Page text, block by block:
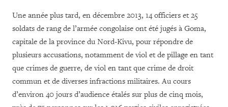
Une année plus tard, en décembre 2013, 14 officiers et 25
soldats de rang de l’armée congolaise ont été jugés à Goma,
capitale de la province du Nord-Kivu, pour répondre de
plusieurs accusations, notamment de viol et de pillage en tant
que crimes de guerre, de viol en tant que crime de droit
commun et de diverses infractions militaires. Au cours
d’environ 40 jours d’audience étalés sur plus de cinq mois,